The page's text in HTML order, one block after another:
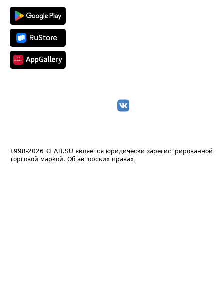
1998-2026 © ATI.SU является юридически зарегистрированной
торговой маркой. Об авторских правах